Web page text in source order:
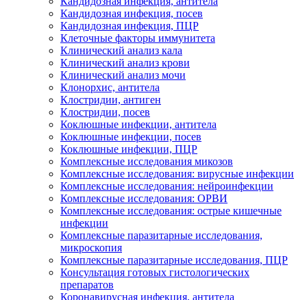
Кандидозная инфекция, посев
Кандидозная инфекция, ПЦР
Клеточные факторы иммунитета
Клинический анализ кала
Клинический анализ крови
Клинический анализ мочи
Клонорхис, антитела
Клостридии, антиген
Клостридии, посев
Коклюшные инфекции, антитела
Коклюшные инфекции, посев
Коклюшные инфекции, ПЦР
Комплексные исследования микозов
Комплексные исследования: вирусные инфекции
Комплексные исследования: нейроинфекции
Комплексные исследования: ОРВИ
Комплексные исследования: острые кишечные
инфекции
Комплексные паразитарные исследования,
микроскопия
Комплексные паразитарные исследования, ПЦР
Консультация готовых гистологических
препаратов
Коронавирусная инфекция, антитела